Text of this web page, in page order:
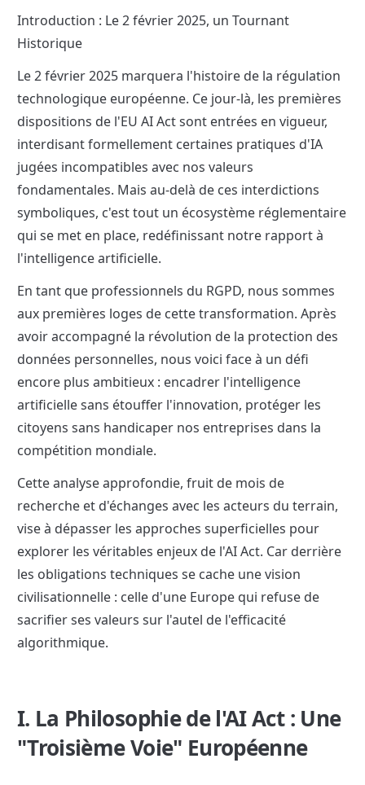
Introduction : Le 2 février 2025, un Tournant
Historique
Le 2 février 2025 marquera l'histoire de la régulation
technologique européenne. Ce jour-là, les premières
dispositions de l'EU AI Act sont entrées en vigueur,
interdisant formellement certaines pratiques d'IA
jugées incompatibles avec nos valeurs
fondamentales. Mais au-delà de ces interdictions
symboliques, c'est tout un écosystème réglementaire
qui se met en place, redéfinissant notre rapport à
l'intelligence artificielle.
En tant que professionnels du RGPD, nous sommes
aux premières loges de cette transformation. Après
avoir accompagné la révolution de la protection des
données personnelles, nous voici face à un défi
encore plus ambitieux : encadrer l'intelligence
artificielle sans étouffer l'innovation, protéger les
citoyens sans handicaper nos entreprises dans la
compétition mondiale.
Cette analyse approfondie, fruit de mois de
recherche et d'échanges avec les acteurs du terrain,
vise à dépasser les approches superficielles pour
explorer les véritables enjeux de l'AI Act. Car derrière
les obligations techniques se cache une vision
civilisationnelle : celle d'une Europe qui refuse de
sacrifier ses valeurs sur l'autel de l'efficacité
algorithmique.
I. La Philosophie de l'AI Act : Une
"Troisième Voie" Européenne